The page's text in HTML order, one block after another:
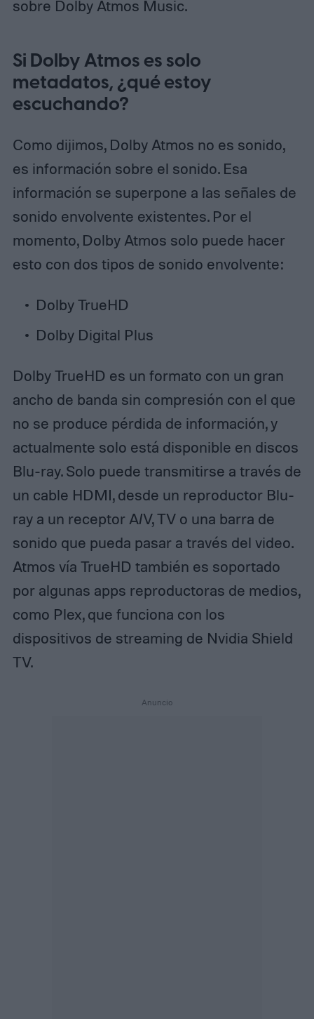
sobre Dolby Atmos Music.
Si Dolby Atmos es solo
metadatos, ¿qué estoy
escuchando?
Como dijimos, Dolby Atmos no es sonido,
es información sobre el sonido. Esa
información se superpone a las señales de
sonido envolvente existentes. Por el
momento, Dolby Atmos solo puede hacer
esto con dos tipos de sonido envolvente:
Dolby TrueHD
Dolby Digital Plus
Dolby TrueHD es un formato con un gran
ancho de banda sin compresión con el que
no se produce pérdida de información, y
actualmente solo está disponible en discos
Blu-ray. Solo puede transmitirse a través de
un cable HDMI, desde un reproductor Blu-
ray a un receptor A/V, TV o una barra de
sonido que pueda pasar a través del video.
Atmos vía TrueHD también es soportado
por algunas apps reproductoras de medios,
como Plex, que funciona con los
dispositivos de streaming de Nvidia Shield
TV.